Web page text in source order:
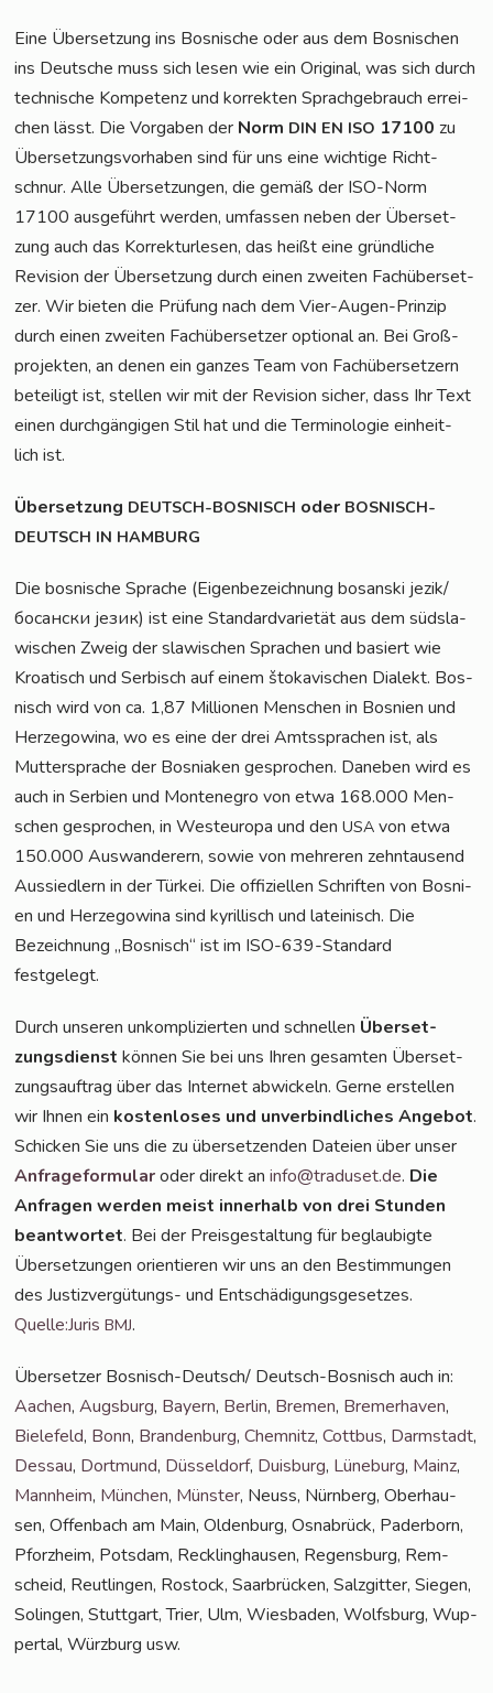
Eine Über­set­zung ins Bos­ni­sche oder aus dem Bos­ni­schen
ins Deut­sche muss sich lesen wie ein Ori­gi­nal, was sich durch
tech­ni­sche Kom­pe­tenz und kor­rek­ten Sprach­ge­brauch errei­
chen lässt. Die Vor­ga­ben der Norm DIN EN ISO 17100 zu
Über­set­zungs­vor­ha­ben sind für uns eine wich­ti­ge Richt­
schnur. Alle Über­set­zun­gen, die gemäß der ISO-Norm
17100 aus­ge­führt wer­den, umfas­sen neben der Über­set­
zung auch das Kor­rek­tur­le­sen, das heißt eine gründ­li­che
Revi­si­on der Über­set­zung durch einen zwei­ten Fach­über­set­
zer. Wir bie­ten die Prü­fung nach dem Vier-Augen-Prin­zip
durch einen zwei­ten Fach­über­set­zer optio­nal an. Bei Groß­
pro­jek­ten, an denen ein gan­zes Team von Fach­über­set­zern
betei­ligt ist, stel­len wir mit der Revi­si­on sicher, dass Ihr Text
einen durch­gän­gi­gen Stil hat und die Ter­mi­no­lo­gie ein­heit­
lich ist.
Über­set­zung DEUTSCH-BOSNISCH oder BOSNISCH-
DEUTSCH IN HAMBURG
Die bos­ni­sche Spra­che (Eigen­be­zeich­nung bos­anski jezik/
босански језик) ist eine Stan­dard­va­rie­tät aus dem süd­sla­
wi­schen Zweig der sla­wi­schen Spra­chen und basiert wie
Kroa­tisch und Ser­bisch auf einem što­ka­vi­schen Dia­lekt. Bos­
nisch wird von ca. 1,87 Mil­lio­nen Men­schen in Bos­ni­en und
Her­ze­go­wi­na, wo es eine der drei Amts­spra­chen ist, als
Mut­ter­spra­che der Bos­nia­ken gespro­chen. Dane­ben wird es
auch in Ser­bi­en und Mon­te­ne­gro von etwa 168.000 Men­
schen gespro­chen, in West­eu­ro­pa und denUSA von etwa
150.000 Aus­wan­de­rern, sowie von meh­re­ren zehn­tau­send
Aus­sied­lern in der Tür­kei. Die offi­zi­el­len Schrif­ten von Bos­ni­
en und Her­ze­go­wi­na sind kyril­lisch und latei­nisch. Die
Bezeich­nung „Bos­nisch“ ist im ISO-639-Stan­dard
festgelegt.
Durch unse­ren unkom­pli­zier­ten und schnel­len Über­set­
zungs­dienst kön­nen Sie bei uns Ihren gesam­ten Über­set­
zungs­auf­trag über das Inter­net abwi­ckeln. Ger­ne erstel­len
wir Ihnen ein kos­ten­lo­ses und unver­bind­li­ches Ange­bot.
Schi­cken Sie uns die zu über­set­zen­den Datei­en über unser
Anfra­ge­for­mu­laroder direkt aninfo@traduset.de. Die
Anfra­gen wer­den meist inner­halb von drei Stun­den
beant­wor­tet. Bei der Preis­ge­stal­tung für beglau­big­te
Über­set­zun­gen ori­en­tie­ren wir uns an den Bestim­mun­gen
des Jus­tiz­ver­gü­tungs- und Ent­schä­di­gungs­ge­set­zes.
Quelle:JurisBMJ.
Über­set­zer Bos­nisch-Deut­sch/ Deutsch-Bos­nisch auch in:
Aachen,Augs­burg, Bay­ern, Ber­lin, Bre­men, Bre­mer­ha­ven,
Bie­le­feld, Bonn, Bran­den­burg,Chem­nitz,Cott­bus, Darm­stadt,
Des­sau, Dort­mund, Düs­sel­dorf, Duis­burg, Lüne­burg, Mainz,
Mann­heim, Mün­chen, Müns­ter, Neuss, Nürn­berg, Ober­hau­
sen, Offen­bach am Main, Olden­burg, Osna­brück, Pader­born,
Pforz­heim, Pots­dam, Reck­ling­hau­sen, Regens­burg, Rem­
scheid, Reut­lin­gen, Ros­tock, Saar­brü­cken, Salz­git­ter, Sie­gen,
Solin­gen, Stutt­gart, Trier, Ulm, Wies­ba­den, Wolfs­burg, Wup­
per­tal, Würz­burg usw.